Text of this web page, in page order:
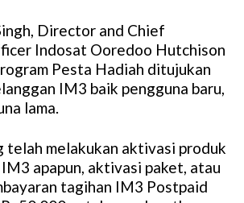
Director and Chief
Indosat Ooredoo Hutchison
Pesta Hadiah ditujukan
IM3 baik pengguna baru,
lama.
telah melakukan aktivasi produk
apapun, aktivasi paket, atau
tagihan IM3 Postpaid